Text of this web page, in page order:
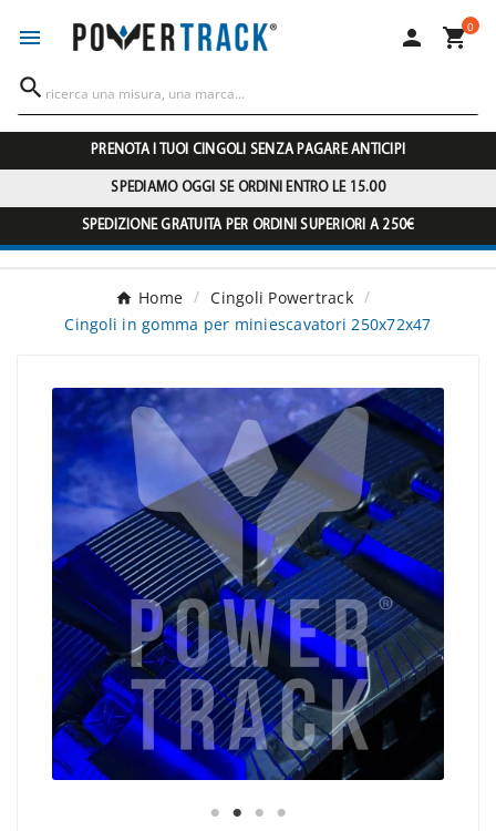
  0

PRENOTA I TUOI CINGOLI SENZA PAGARE ANTICIPI
SPEDIAMO OGGI SE ORDINI ENTRO LE 15.00
SPEDIZIONE GRATUITA PER ORDINI SUPERIORI A 250€
Home
Cingoli Powertrack
Cingoli in gomma per miniescavatori 250x72x47